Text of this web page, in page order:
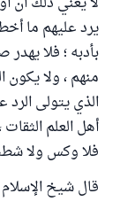
يرد عليهم ما
بأدبه ؛ فلا
منهم ، ولا
الذي يتولى
أهل العلم
فلا وكس ولا
قال شيخ